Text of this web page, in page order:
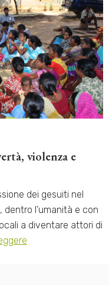
violenza e
dei gesuiti nel
dentro l’umanità e con
a diventare attori di